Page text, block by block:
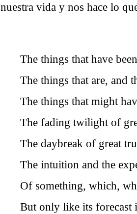
nuestra vida y nos hace lo
The things that have
The things that are, and
The things that might
The fading twilight of
The daybreak of great
The intuition and the
Of something, which,
But only like its forecast